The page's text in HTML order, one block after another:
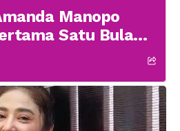
Manopo
Satu Bulan